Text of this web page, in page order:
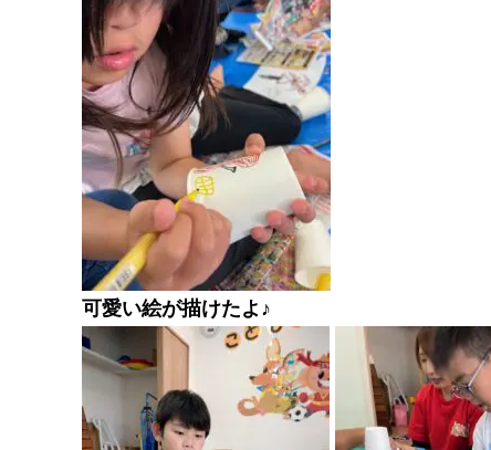
可愛い絵が描けたよ♪